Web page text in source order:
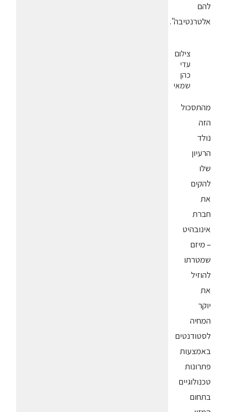
להם
אלטרנטיבה".
צילום
עדי
כהן
שמאי
מהתסכול
הזה
נולד
הרעיון
שלו
להקים
את
חברת
אינובהיט
– מיזם
שמטרתו
להוזיל
את
יוקר
המחיה
לסטודנטים
באמצעות
פתרונות
טכנולוגיים
בתחום